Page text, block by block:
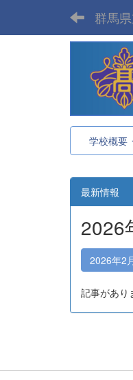
群馬
学校概要
最新情報
2026
2026年2
記事があり